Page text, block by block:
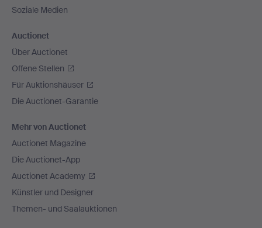
Soziale Medien
Auctionet
Über Auctionet
Offene Stellen
Für Auktionshäuser
Die Auctionet-Garantie
Mehr von Auctionet
Auctionet Magazine
Die Auctionet-App
Auctionet Academy
Künstler und Designer
Themen- und Saalauktionen